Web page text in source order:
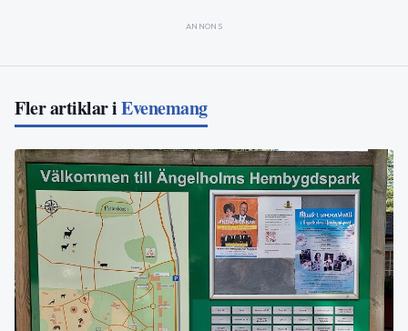
ANNONS
Fler artiklar iEvenemang